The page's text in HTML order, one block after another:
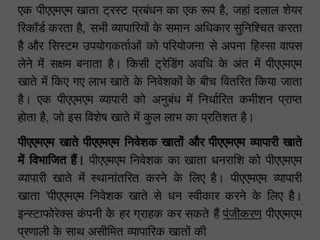
एक पीएएमएम खाता ट्रस्ट प्रबंधन का एक रूप है, जहां दलाल शेयर
रिकॉर्ड करता है, सभी व्यापारियों के समान अधिकार सुनिश्चित करता
है और सिस्टम उपयोगकर्ताओं को परियोजना से अपना हिस्सा वापस
लेने में सक्षम बनाता है। किसी ट्रेडिंग अवधि के अंत में पीएएमएम
खाते में किए गए लाभ खाते के निवेशकों के बीच वितरित किया जाता
है। एक पीएएमएम व्यापारी को अनुबंध में निर्धारित कमीशन प्राप्त
होता है, जो इस विशेष खाते में कुल लाभ का प्रतिशत है।
पीएएमएम खाते पीएएमएम निवेशक खातों और पीएएमएम व्यापारी खाते
में विभाजित हैं। पीएएमएम निवेशक का खाता धनराशि को पीएएमएम
व्यापारी खाते में स्थानांतरित करने के लिए है। पीएएमएम व्यापारी
खाता 'पीएएमएम निवेशक खाते से धन स्वीकार करने के लिए है।
इन्स्टाफोरेक्स कंपनी के हर ग्राहक कर सकते हैंपंजीकरणपीएएमएम
प्रणाली के साथ असीमित व्यापारिक खातों की